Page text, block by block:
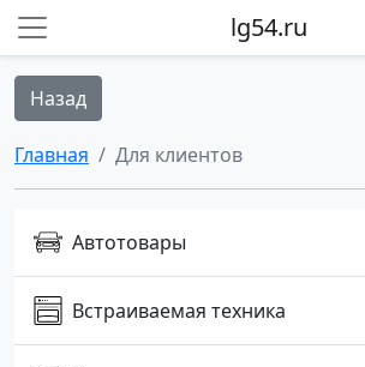
lg54.ru
Назад
Главная Для клиентов
Автотовары
Встраиваемая техника